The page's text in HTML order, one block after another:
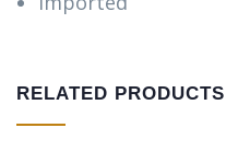
RELATED PRODUCTS